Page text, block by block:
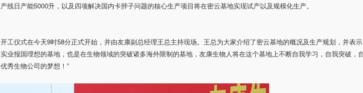
线日产能5000升，以及四项解决国内卡脖子问题的核心生产项目将在密云基地实现试产以及规模化生产。
工仪式在今天9时58分正式开始，并由友康副总经理王总主持现场。王总为大家介绍了密云基地的概况及生产规划，并表
业报国理想的基地，也是在生物领域的突破诸多海外限制的基地，友康生物人将在这个基地上不断自我学习，自我突破，
秀生物公司的梦想！”